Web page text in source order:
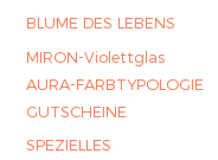
BLUME DES LEBENS
MIRON-Violettglas
AURA-FARBTYPOLOGIE
GUTSCHEINE
SPEZIELLES